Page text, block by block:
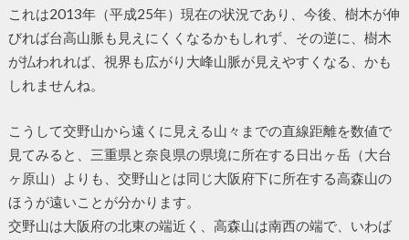
これは2013年（平成25年）現在の状況であり、今後、樹木が伸
びれば台高山脈も見えにくくなるかもしれず、その逆に、樹木
が払われれば、視界も広がり大峰山脈が見えやすくなる、かも
しれませんね。
こうして交野山から遠くに見える山々までの直線距離を数値で
見てみると、三重県と奈良県の県境に所在する日出ヶ岳（大台
ヶ原山）よりも、交野山とは同じ大阪府下に所在する高森山の
ほうが遠いことが分かります。
交野山は大阪府の北東の端近く、高森山は南西の端で、いわば